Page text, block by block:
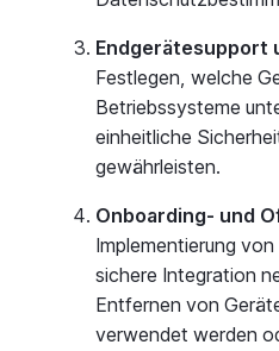
Endgerätesupport
Festlegen, welche
Betriebssysteme
einheitliche
gewährleisten.
Onboarding- und
Implementierung
sichere Integration
Entfernen von
verwendet werden